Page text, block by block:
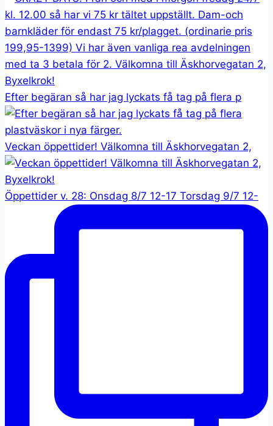
Efter begäran så har jag lyckats få tag på flera p
Veckan öppettider! Välkomna till Äskhorvegatan 2,
Öppettider v. 28: Onsdag 8/7 12-17 Torsdag 9/7 12-